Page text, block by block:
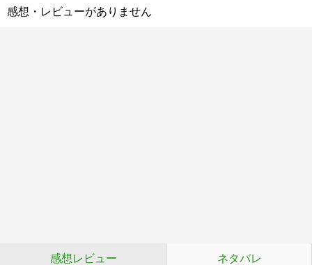
感想・レビューがありません
感想レビュー ネタバレ